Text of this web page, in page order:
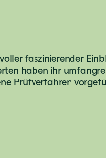
faszinierender
haben ihr
Prüfverfahren